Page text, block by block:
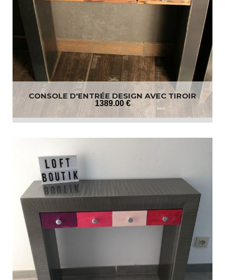
CONSOLE D'ENTRÉE DESIGN AVEC TIROIR
1389.00 €